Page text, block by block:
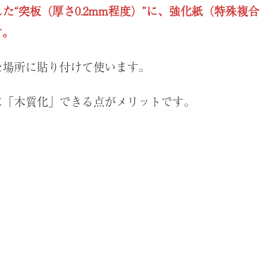
“突板（厚さ0.2mm程度）”に、強化紙（特殊複合
所に貼り付けて使います。
木質化」できる点がメリットです。